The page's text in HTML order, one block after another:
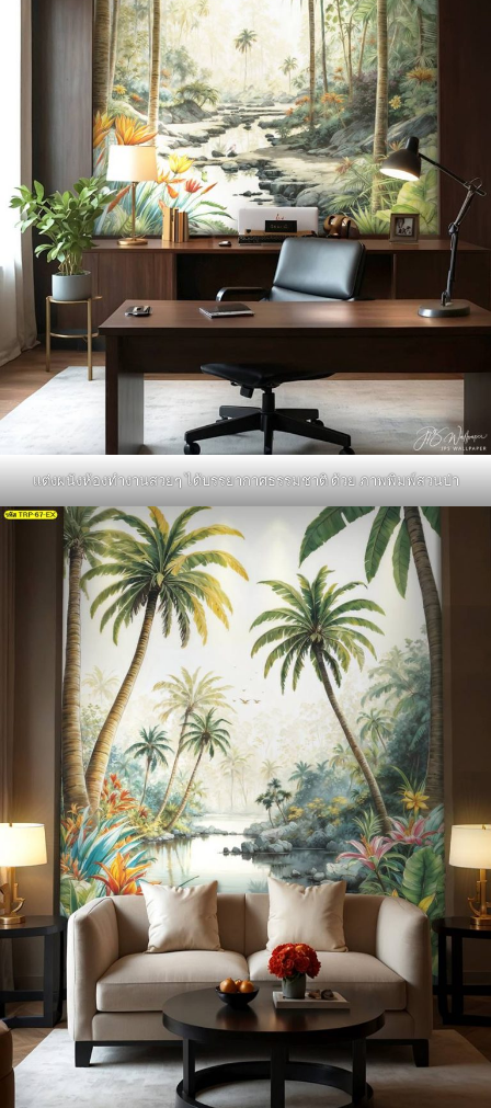
แต่งผนังห้องทำงานสวยๆ ได้บรรยากาศธรรมชาติ ด้วย ภาพพิมพ์สวนป่า